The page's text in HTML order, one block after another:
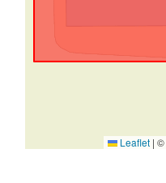
Leaflet | ©